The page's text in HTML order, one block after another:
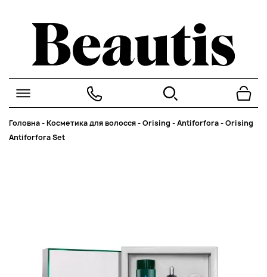
Головна-Косметика для волосся-Orising -Antiforfora-Orising
Antiforfora Set